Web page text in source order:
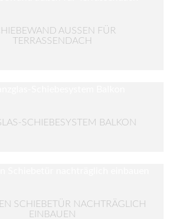
AUSSEN FÜR T
ERRASSENDACH
SCHIEBESYSTEM BALKON
SCHIEBETÜR NACHTRÄGLICH
EINBAUEN